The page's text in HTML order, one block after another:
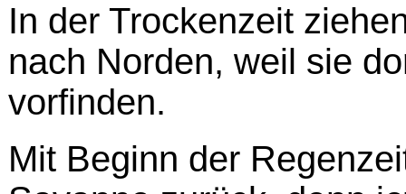
In der Trockenzeit
nach Norden, weil sie
vorfinden.
Mit Beginn der